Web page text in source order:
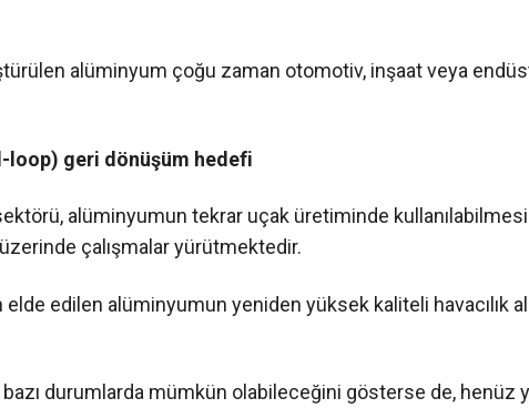
alüminyum çoğu zaman otomotiv, inşaat veya
loop) geri dönüşüm hedefi
sektörü, alüminyumun tekrar uçak üretiminde
çalışmalar yürütmektedir.
edilen alüminyumun yeniden yüksek kaliteli havacılık
durumlarda mümkün olabileceğini gösterse de, henüz